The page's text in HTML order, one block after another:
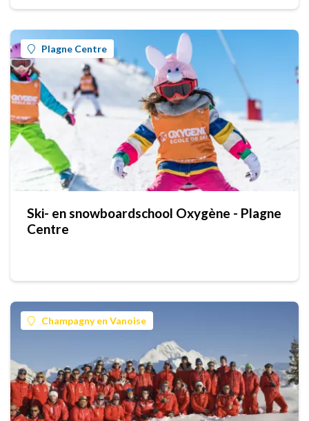
Plagne Centre
Ski- en snowboardschool Oxygène - Plagne
Centre
Champagny en Vanoise